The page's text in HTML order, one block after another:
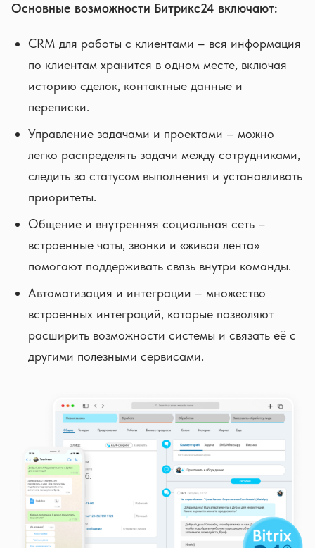
Основные возможности Битрикс24 включают:
CRM для работы с клиентами – вся информация
по клиентам хранится в одном месте, включая
историю сделок, контактные данные и
переписки.
Управление задачами и проектами – можно
легко распределять задачи между сотрудниками,
следить за статусом выполнения и устанавливать
приоритеты.
Общение и внутренняя социальная сеть –
встроенные чаты, звонки и «живая лента»
помогают поддерживать связь внутри команды.
Автоматизация и интеграции – множество
встроенных интеграций, которые позволяют
расширить возможности системы и связать её с
другими полезными сервисами.